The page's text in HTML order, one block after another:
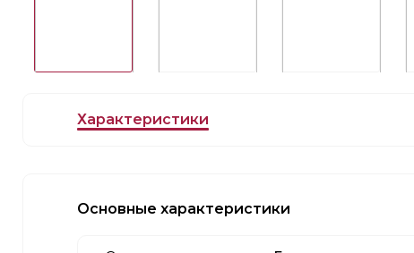
Характеристики
Основные характеристики